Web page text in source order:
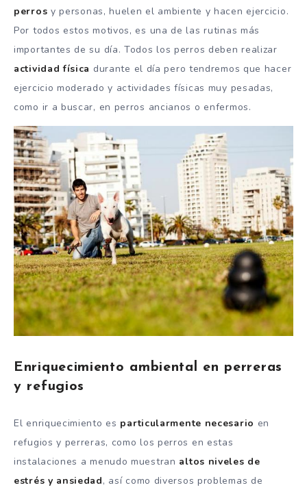
perros y personas, huelen el ambiente y hacen ejercicio.
Por todos estos motivos, es una de las rutinas más
importantes de su día. Todos los perros deben realizar
actividad física durante el día pero tendremos que hacer
ejercicio moderado y actividades físicas muy pesadas,
como ir a buscar, en perros ancianos o enfermos.
Enriquecimiento ambiental en perreras
y refugios
El enriquecimiento es particularmente necesario en
refugios y perreras, como los perros en estas
instalaciones a menudo muestran altos niveles de
estrés y ansiedad, así como diversos problemas de